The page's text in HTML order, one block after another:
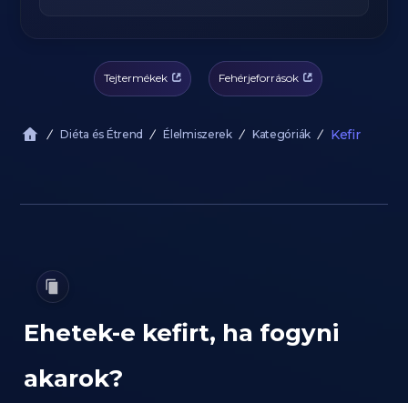
Tejtermékek Fehérjeforrások
Diéta és Étrend Élelmiszerek Kategóriák Kefir
Ehetek-e kefirt, ha fogyni
akarok?